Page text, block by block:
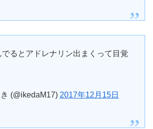
るとアドレナリン出まくって目覚
(@ikedaM17) 2017年12月15日